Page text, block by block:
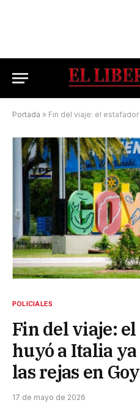
Portada » Fin del viaje: el estafador que
POLICIALES
Fin del viaje:
huyó a Italia
las rejas en
17 de mayo de 2026